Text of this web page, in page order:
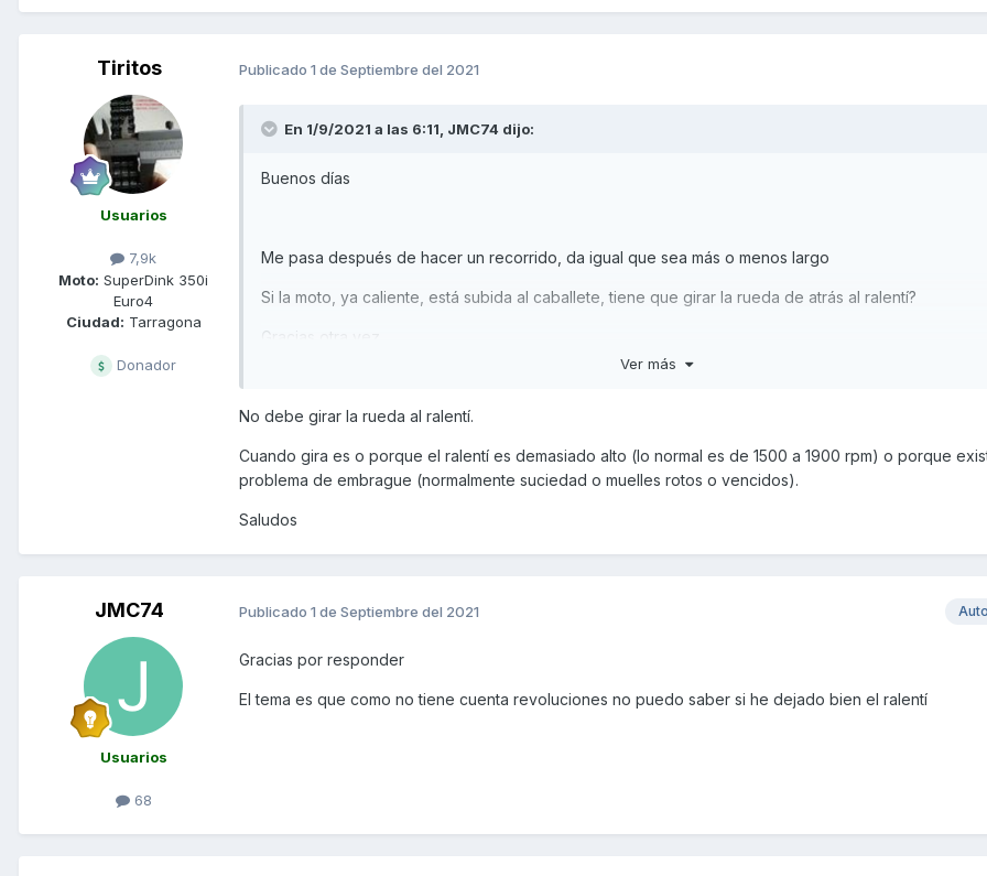
Tiritos
Usuarios
7,9k
Moto: SuperDink 350i
Euro4
Ciudad: Tarragona
Donador
Publicado 1 de Septiembre del 2021
En 1/9/2021 a las 6:11, JMC74 dijo:
Buenos días
Me pasa después de hacer un recorrido, da igual que sea más o menos largo
Si la moto, ya caliente, está subida al caballete, tiene que girar la rueda de atrás al ralentí?
Gracias otra vez
Ver más
No debe girar la rueda al ralentí.
Cuando gira es o porque el ralentí es demasiado alto (lo normal es de 1500 a 1900 rpm) o porque
problema de embrague (normalmente suciedad o muelles rotos o vencidos).
Saludos
JMC74
Usuarios
68
Publicado 1 de Septiembre del 2021
Gracias por responder
El tema es que como no tiene cuenta revoluciones no puedo saber si he dejado bien el ralentí